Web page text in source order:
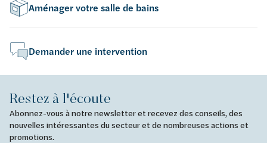
Aménager votre salle de bains
Demander une intervention
Restez à l'écoute
Abonnez-vous à notre newsletter et recevez des conseils, des
nouvelles intéressantes du secteur et de nombreuses actions et
promotions.